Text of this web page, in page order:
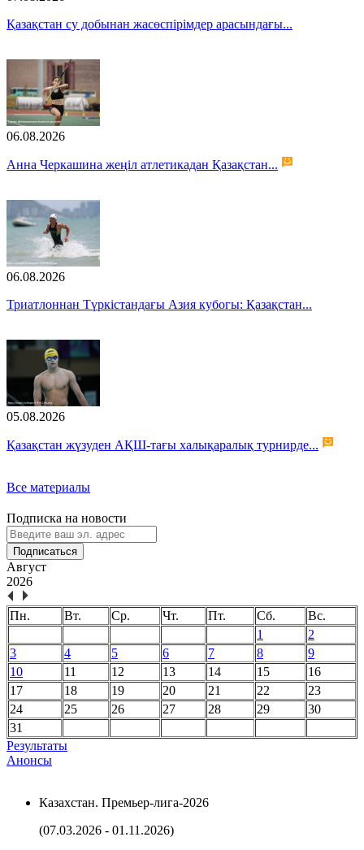
Қазақстан су добынан жасөспірімдер арасындағы...
06.08.2026
Анна Черкашина жеңіл атлетикадан Қазақстан...
06.08.2026
Триатлоннан Түркістандағы Азия кубогы: Қазақстан...
05.08.2026
Қазақстан жүзуден АҚШ-тағы халықаралық турнирде...
Все материалы
Подписка на новости
Подписаться
Август
2026
Пн. Вт. Ср. Чт. Пт. Сб.
Вс.
1
2
3
4 5 6 7 8
9
10
11 12 13 14 15
16
17
18 19 20 21 22
23
24
25 26 27 28 29
30
31
Результаты
Анонсы
Казахстан. Премьер-лига-2026
(07.03.2026 - 01.11.2026)